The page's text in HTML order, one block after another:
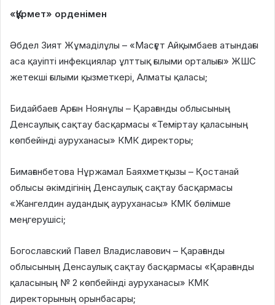
«Құрмет» орденімен
Әбдел Зият Жұмаділұлы – «Масғұт Айқымбаев атындағы
аса қауіпті инфекциялар ұлттық ғылыми орталығы» ЖШС
жетекші ғылыми қызметкері, Алматы қаласы;
Бидайбаев Арғын Ноянұлы – Қарағанды облысының
Денсаулық сақтау басқармасы «Теміртау қаласының
көпбейінді ауруханасы» КМК директоры;
Бимағанбетова Нұржамал Баяхметқызы – Қостанай
облысы әкімдігінің Денсаулық сақтау басқармасы
«Жангелдин аудандық ауруханасы» КМК бөлімше
меңгерушісі;
Богославский Павел Владиславович – Қарағанды
облысының Денсаулық сақтау басқармасы «Қарағанды
қаласының № 2 көпбейінді ауруханасы» КМК
директорының орынбасары;